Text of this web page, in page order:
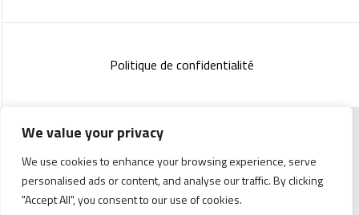
We value your privacy
We use cookies to enhance your browsing experience, serve
personalised ads or content, and analyse our traffic. By clicking
"Accept All", you consent to our use of cookies.
Politique de confidentialité
Copyright 2023 :Standish Communications& Mélissa
Lachance